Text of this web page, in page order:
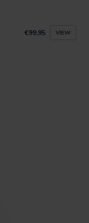
€99,95 VIEW